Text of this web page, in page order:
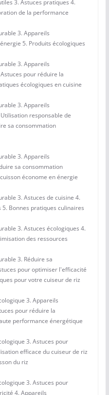
3. Astuces pratiques 4.
de la performance
3. Appareils
5. Produits écologiques
3. Appareils
pour réduire la
écologiques en cuisine
3. Appareils
responsable de
sa consommation
3. Appareils
sa consommation
économe en énergie
3. Astuces de cuisine 4.
Bonnes pratiques culinaires
3. Astuces écologiques 4.
des ressources
3. Réduire sa
pour optimiser l'efficacité
pour votre cuiseur de riz
3. Appareils
pour réduire la
performance énergétique
3. Astuces pour
efficace du cuiseur de riz
du riz
3. Astuces pour
4. Appareils